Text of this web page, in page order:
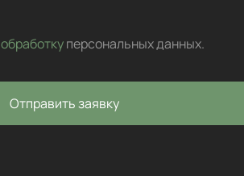
обработку персональных данных.
Отправить заявку